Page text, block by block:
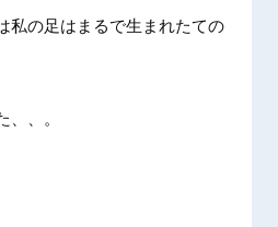
私の足はまるで生まれたての
、。